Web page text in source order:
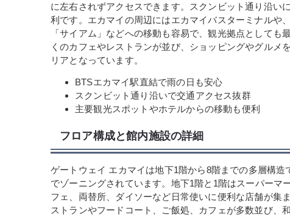
に左右されずアクセスできます。スクンビット通り沿い
利です。エカマイの周辺にはエカマイバスターミナルや
「サイアム」などへの移動も容易で、観光拠点としても
くのカフェやレストランが並び、ショッピングやグルメ
リアとなっています。
BTSエカマイ駅直結で雨の日も安心
スクンビット通り沿いで交通アクセス抜群
主要観光スポットやホテルからの移動も便利
フロア構成と館内施設の詳細
ゲートウェイ エカマイは地下1階から8階までの多層構造
でゾーニングされています。地下1階と1階はスーパーマ
フェ、両替所、ダイソーなど日常使いに便利な店舗が集
ストランやフードコート、ご飯処、カフェが多数並び、